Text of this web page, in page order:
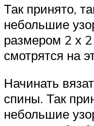
Так принято,
небольшие
размером 2 х
смотрятся на
Начинать
спины. Так
небольшие